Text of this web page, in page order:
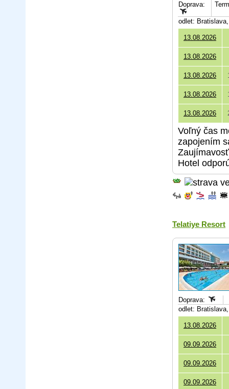
Doprava:
odlet:
13.08.2026
13.08.2026
13.08.2026
13.08.2026
13.08.2026
Voľný čas
zapojením
Hotel
Telatiye Resort
Doprava:
odlet:
13.08.2026
09.09.2026
09.09.2026
09.09.2026